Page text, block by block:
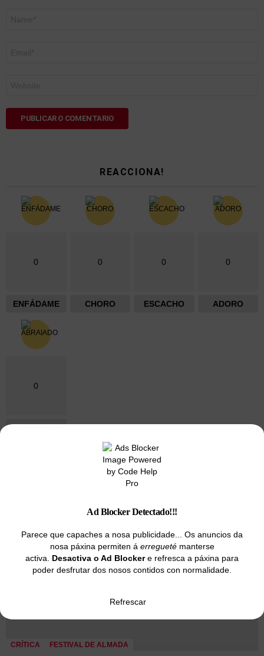
REACCIONA!
0
ENFÁDAME
0
CHORO
0
ESCACHO
0
ADORO
0
MÁIS ARTIGOS
CRÍTICA FESTIVAL DE ALMADA
Ad Blocker Detectado!!!
Parece que capaches a nosa publicidade... Os anuncios da
nosa páxina permiten á erreguetémanterse
activa. Desactiva o Ad Blockere refresca a páxina para
poder desfrutar dos nosos contidos con normalidade.
Refrescar